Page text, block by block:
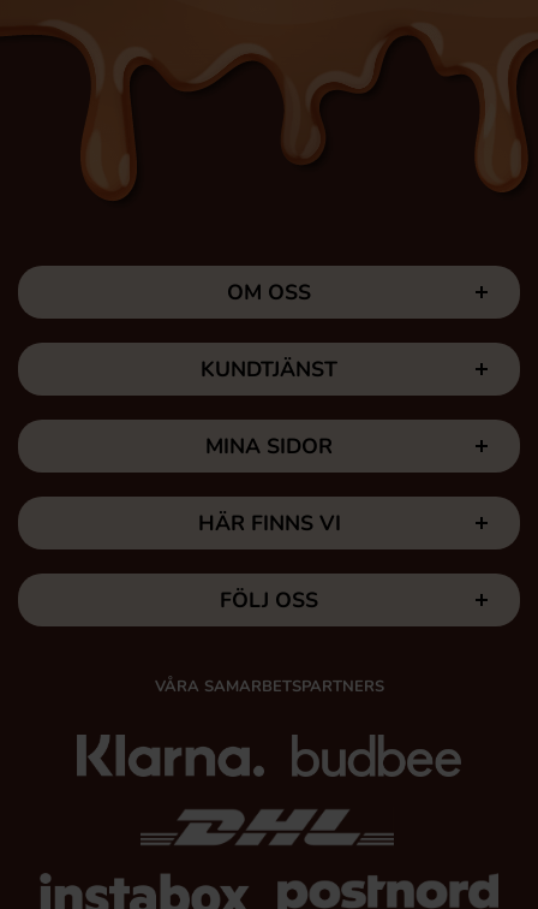
OM OSS
KUNDTJÄNST
MINA SIDOR
HÄR FINNS VI
FÖLJ OSS
VÅRA SAMARBETSPARTNERS